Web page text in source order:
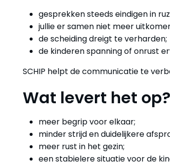
gesprekken steeds eindigen in
jullie er samen niet meer
de scheiding dreigt te verharden;
de kinderen spanning of onrust
SCHIP helpt de communicatie te
Wat levert het op?
meer begrip voor elkaar;
minder strijd en duidelijkere
meer rust in het gezin;
een stabielere situatie voor de